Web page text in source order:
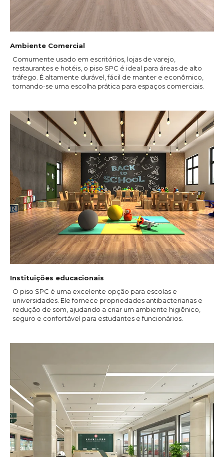
Ambiente Comercial
Comumente usado em escritórios, lojas de varejo,
restaurantes e hotéis, o piso SPC é ideal para áreas de alto
tráfego. É altamente durável, fácil de manter e econômico,
tornando-se uma escolha prática para espaços comerciais.
Instituições educacionais
O piso SPC é uma excelente opção para escolas e
universidades. Ele fornece propriedades antibacterianas e
redução de som, ajudando a criar um ambiente higiênico,
seguro e confortável para estudantes e funcionários.